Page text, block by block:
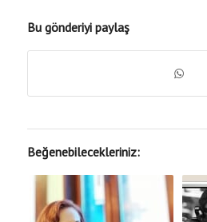
Bu gönderiyi paylaş
Beğenebilecekleriniz: